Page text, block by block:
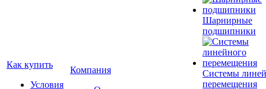
Как купить
Условия
Компания
Шарнирные
подшипники
Системы
перемещения